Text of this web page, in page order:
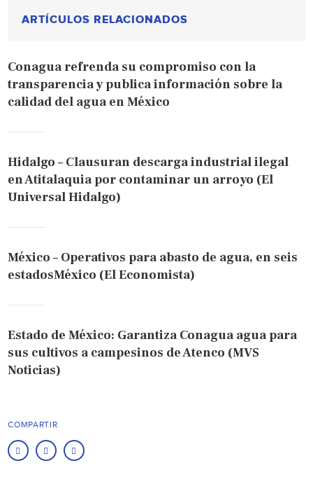
ARTÍCULOS RELACIONADOS
Conagua refrenda su compromiso con la
transparencia y publica información sobre la
calidad del agua en México
Hidalgo – Clausuran descarga industrial ilegal
en Atitalaquia por contaminar un arroyo (El
Universal Hidalgo)
México – Operativos para abasto de agua, en seis
estadosMéxico (El Economista)
Estado de México: Garantiza Conagua agua para
sus cultivos a campesinos de Atenco (MVS
Noticias)
COMPARTIR